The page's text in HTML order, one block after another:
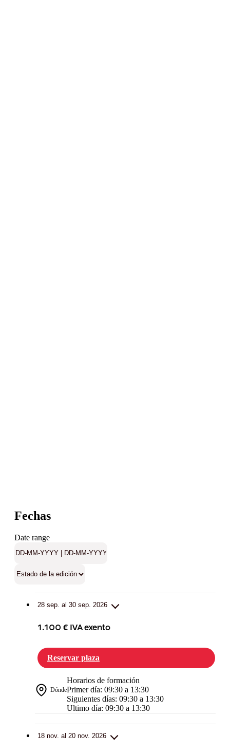
Fechas
Date range
28 sep. al 30 sep. 2026
1.100 € IVA exento
Reservar plaza
Dónde
Horarios de formación
Primer día: 09:30 a 13:30
Siguientes días: 09:30 a 13:30
Ultimo día: 09:30 a 13:30
18 nov. al 20 nov. 2026